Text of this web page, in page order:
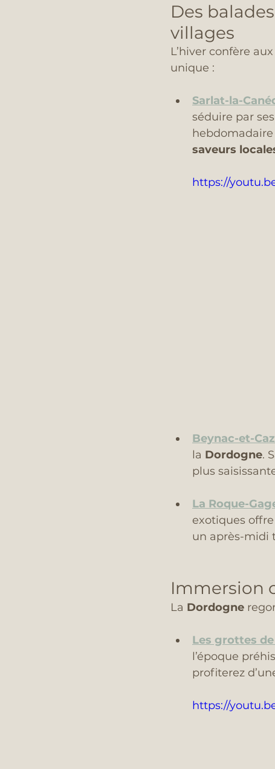
Des
villages
L’hiver confère aux
unique :
Sarlat-la-
séduire par
saveurs
https://
Beynac-et-
la Dordogne.
plus
La Roque-
exotiques
un après-midi
Immersion
La Dordogne
Les grottes
l’époque
profiterez
https://